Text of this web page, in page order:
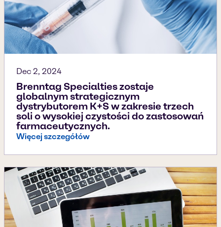
Dec 2, 2024
Brenntag Specialties zostaje
globalnym strategicznym
dystrybutorem K+S w zakresie trzech
soli o wysokiej czystości do zastosowań
farmaceutycznych.
Więcej szczegółów